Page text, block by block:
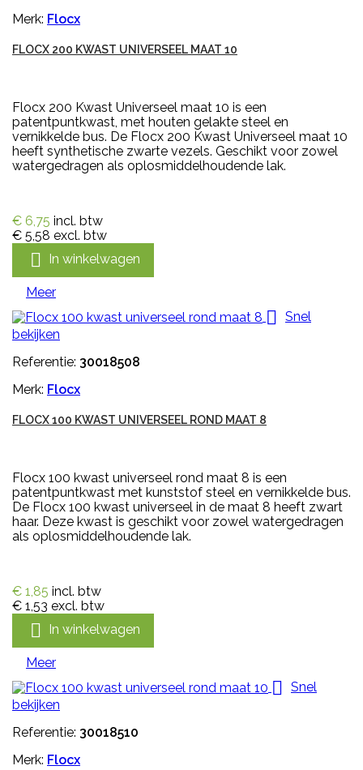
Merk: Flocx
FLOCX 200 KWAST UNIVERSEEL MAAT 10
Flocx 200 Kwast Universeel maat 10 is een
patentpuntkwast, met houten gelakte steel en
vernikkelde bus. De Flocx 200 Kwast Universeel maat 10
heeft synthetische zwarte vezels. Geschikt voor zowel
watergedragen als oplosmiddelhoudende lak.
€ 6,75 incl. btw
€ 5,58 excl. btw
 In winkelwagen
Meer
 Snel
bekijken
Referentie: 30018508
Merk: Flocx
FLOCX 100 KWAST UNIVERSEEL ROND MAAT 8
Flocx 100 kwast universeel rond maat 8 is een
patentpuntkwast met kunststof steel en vernikkelde bus.
De Flocx 100 kwast universeel in de maat 8 heeft zwart
haar. Deze kwast is geschikt voor zowel watergedragen
als oplosmiddelhoudende lak.
€ 1,85 incl. btw
€ 1,53 excl. btw
 In winkelwagen
Meer
 Snel
bekijken
Referentie: 30018510
Merk: Flocx